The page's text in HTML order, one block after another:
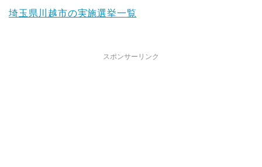
埼玉県川越市の実施選挙一覧
スポンサーリンク